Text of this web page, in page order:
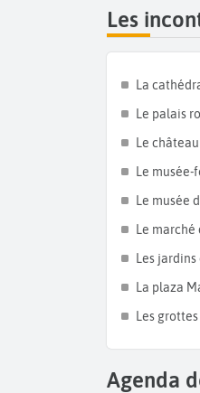
Les
La
Le palais
Le
Le
Le musée
Le
Les
La plaza
Les
Agenda